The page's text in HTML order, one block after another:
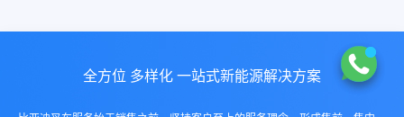
全方位 多样化 一站式新能源解决方案